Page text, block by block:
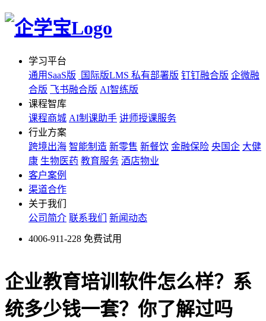
学习平台
通用SaaS版
国际版LMS 私有部署版 钉钉融合版 企微融
合版 飞书融合版 AI智练版
课程智库
课程商城 AI制课助手 讲师授课服务
行业方案
跨境出海 智能制造 新零售 新餐饮 金融保险 央国企 大健
康 生物医药 教育服务 酒店物业
客户案例
渠道合作
关于我们
公司简介 联系我们 新闻动态
4006-911-228 免费试用
企业教育培训软件怎么样？系
统多少钱一套？你了解过吗